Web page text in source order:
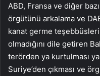
ABD, Fransa ve diğer
örgütünü arkalama ve
kanat germe
olmadığını dile getiren
terörden ya kurtulması ya
Suriye’den çıkması ve